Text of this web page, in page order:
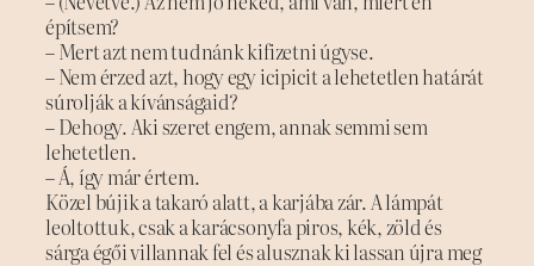
építsem?
– Mert azt nem tudnánk kifizetni úgyse.
– Nem érzed azt, hogy egy icipicit a lehetetlen határát
súrolják a kívánságaid?
– Dehogy. Aki szeret engem, annak semmi sem
lehetetlen.
– Á, így már értem.
Közel bújik a takaró alatt, a karjába zár. A lámpát
leoltottuk, csak a karácsonyfa piros, kék, zöld és
sárga égői villannak fel és alusznak ki lassan újra meg